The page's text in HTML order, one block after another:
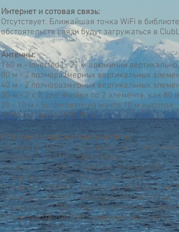
Интернет и сотовая связь:
Отсутствует. Ближайшая точка WiFi в
обстоятельств связи будут загружаться в
Антенны:
160 м - Inverted L, 21 м алюминий
80 м - 2 полноразмерных вертикальных
40 м - 2 полноразмерных вертикальных
30 м - 2 х 2, две ячейки по 2 элемента, как 80
20 - 10 м - Spiderbeam на мачте 10 м высотой;
K9AY на прием 160-80 м.
Установка и сворачивание антенн:
8 марта, к 20 GMT - 10 м вертикал с
9 марта, к 22 GMT - Spiderbeam;
10 марта, к 23 GMT - 160/80 м vertical, K9AY;
11 марта, к 23 GMT - 2 элемента 80 м;
12 марта, к 23 GMT - 2 элемента 40 м, 2 х 2 на
18 марта, к 23 GMT - сворачивание антенн на
19 марта, к 23 GMT - сворачивание
20 марта в 05 - 06 GMT - завершение работы.